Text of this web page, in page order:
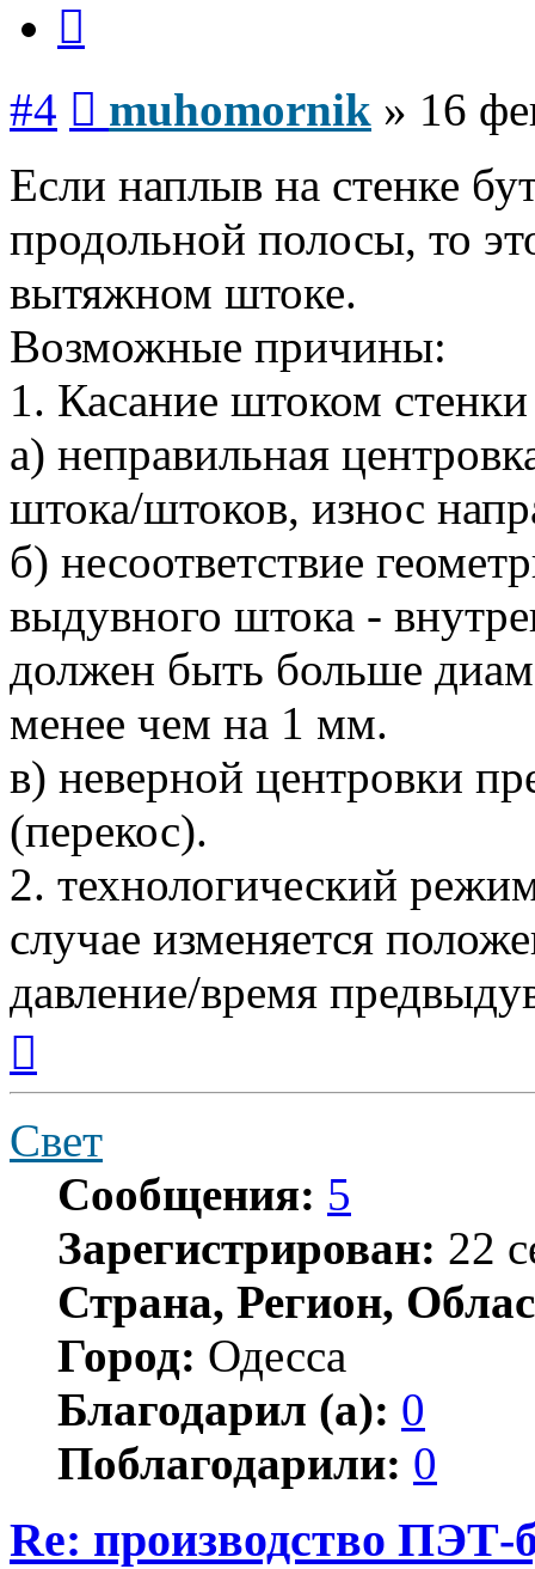
#4 muhomornik » 16
Если наплыв на стенке
продольной полосы, то
вытяжном штоке.
Возможные причины:
1. Касание штоком
а) неправильная
штока/штоков, износ
б) несоответствие
выдувного штока -
должен быть больше
менее чем на 1 мм.
в) неверной центровки
(перекос).
2. технологический
случае изменяется
давление/время
началу
Свет
Сообщения: 5
Зарегистрирован: 22
Страна, Регион,
Город: Одесса
Благодарил (а): 0
Поблагодарили: 0
Re: производство ПЭТ-